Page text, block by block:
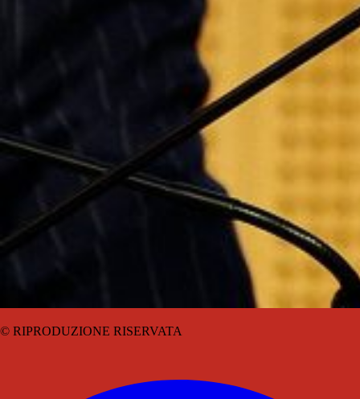
© RIPRODUZIONE RISERVATA